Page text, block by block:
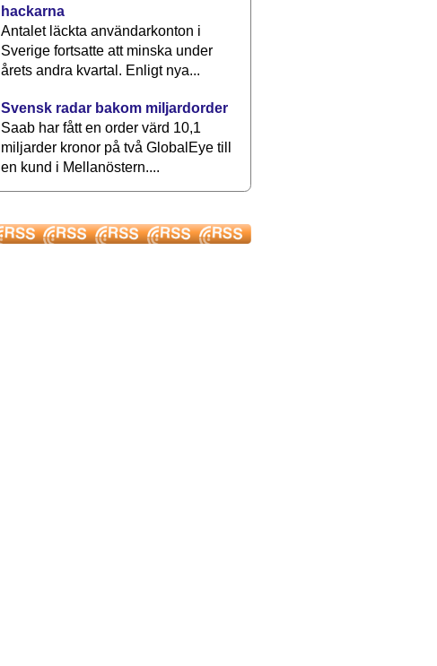
hackarna
Antalet läckta användarkonton i
Sverige fortsatte att minska under
årets andra kvartal. Enligt nya...
Svensk radar bakom miljardorder
Saab har fått en order värd 10,1
miljarder kronor på två GlobalEye till
en kund i Mellanöstern....